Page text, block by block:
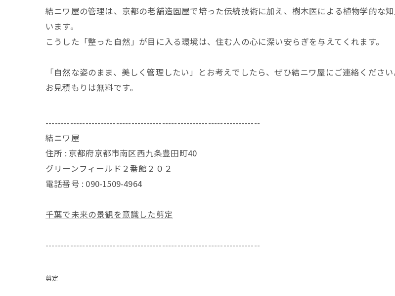
結ニワ屋の管理は、京都の老舗造園屋で培った伝統技術に加え、樹木医による植物学的な
います。
こうした「整った自然」が目に入る環境は、住む人の心に深い安らぎを与えてくれます。
「自然な姿のまま、美しく管理したい」とお考えでしたら、ぜひ結ニワ屋にご連絡ください
​お見積もりは無料です。
----------------------------------------------------------------------
結ニワ屋
住所 : 京都府京都市南区西九条豊田町40
グリーンフィールド２番館２０２
電話番号 : 090-1509-4964
千葉で未来の景観を意識した剪定
----------------------------------------------------------------------
剪定